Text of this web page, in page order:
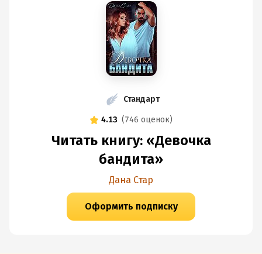
Стандарт
4.13 (746 оценок)
Читать книгу: «Девочка
бандита»
Дана Стар
Оформить подписку